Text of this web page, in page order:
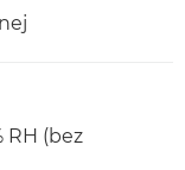
RH (bez